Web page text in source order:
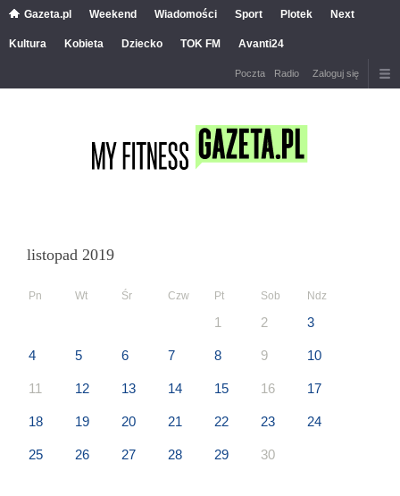
Gazeta.pl Weekend Wiadomości Sport Plotek Next
Kultura Kobieta Dziecko TOK FM Avanti24
Poczta Radio Zaloguj się
listopad 2019
Pn Wt Śr Czw Pt Sob Ndz
1 2 3
4 5 6 7 8 9 10
11 12 13 14 15 16 17
18 19 20 21 22 23 24
25 26 27 28 29 30